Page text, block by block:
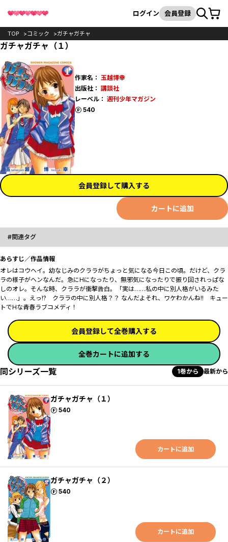
検索
ログイン 会員登録カート
TOP コミック ガチャガチャ
ガチャガチャ（１）
作家名： 玉越博幸
出版社： 講談社
レーベル： 週刊少年マガジン
540
ポイント
会員登録して購入する
カートに追加
関連タグ
あらすじ／作品情報
オレはコウヘイ。幼なじみのクララがちょっと気になる今日この頃。だけど、クラ
ラの様子がヘンなんだ。急にHになったり、無邪気になったりで振り回されっぱな
しのオレ。そんな時、クララが衝撃告白。「実は……私の中に別人格がいるみた
い……」。え――っ!? クララの中に別人格？？ なんだよそれ、ワケわかんね――!! キュー
トでHな青春ラブコメディ！
会員登録して全巻購入する
全巻カートに追加する
同シリーズ一覧 1巻から 最新から
ガチャガチャ（１）
540
ポイント
カートに追加
ガチャガチャ（２）
540
ポイント
カートに追加